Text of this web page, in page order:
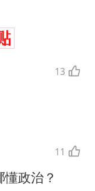
13
11
政治？